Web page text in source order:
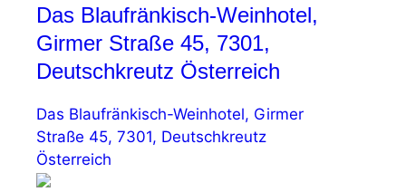
Das Blaufränkisch-Weinhotel,
Girmer Straße 45, 7301,
Deutschkreutz Österreich
Das Blaufränkisch-Weinhotel, Girmer
Straße 45, 7301, Deutschkreutz
Österreich